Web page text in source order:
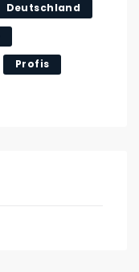
Deutschland
Profis